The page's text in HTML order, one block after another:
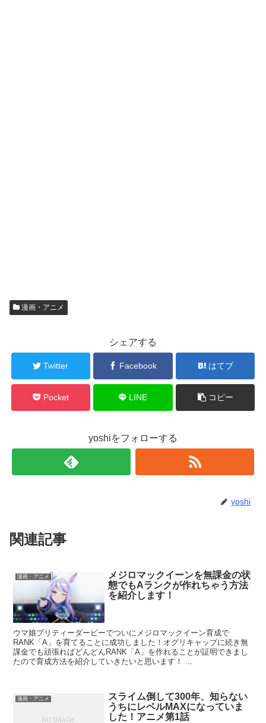
漫画・アニメ
シェアする
Twitter Facebook はてブ
Pocket LINE コピー
yoshiをフォローする
yoshi
関連記事
漫画・アニメ
メジロマックイーンを無課金の状
態でもAランクが作れちゃう方法
を紹介します！
ウマ娘プリティーダービーでついにメジロマックイーン育成で
RANK「A」を育てることに成功しました！オグリキャップに続き無
課金でも頑張ればどんどんRANK「A」を作れることが証明できまし
たので育成方法を紹介していきたいと思います！ ...
漫画・アニメ
スライム倒して300年、知らない
うちにレベルMAXになっていま
した！アニメ第1話